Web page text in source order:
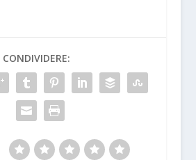
CONDIVIDERE: